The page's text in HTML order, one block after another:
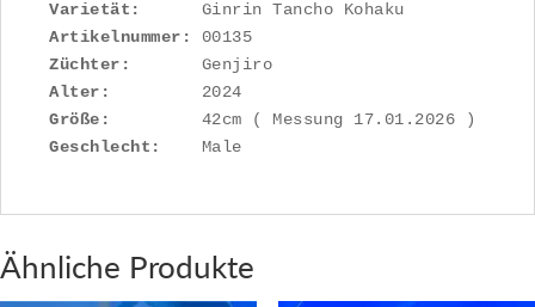
Varietät:
Artikelnummer:
Züchter:
Alter:
Größe:
Geschlecht:
    Male
Ähnliche Produkte